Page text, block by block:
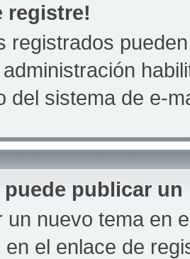
registre!
registrados
del sistema de e-
puede publicar
un nuevo tema en
en el enlace de